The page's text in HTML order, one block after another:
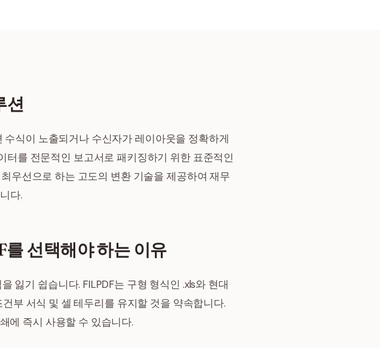
션
식이 노출되거나 수신자가 레이아웃을 정확하게
터를 전문적인 보고서로 패키징하기 위한 표준적인
우선으로 하는 고도의 변환 기술을 제공하여 재무
다.
선택해야 하는 이유
잃기 쉽습니다. FILPDF는 구형 형식인 .xls와 현대
부 서식 및 셀 테두리를 유지할 것을 약속합니다.
에 즉시 사용할 수 있습니다.